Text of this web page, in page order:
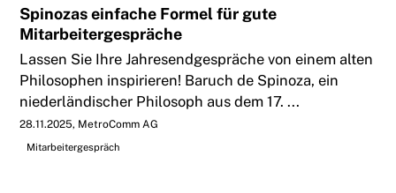
Spinozas einfache Formel für gute
Mitarbeitergespräche
Lassen Sie Ihre Jahresendgespräche von einem alten
Philosophen inspirieren! Baruch de Spinoza, ein
niederländischer Philosoph aus dem 17. ...
28.11.2025 MetroComm AG
Mitarbeitergespräch